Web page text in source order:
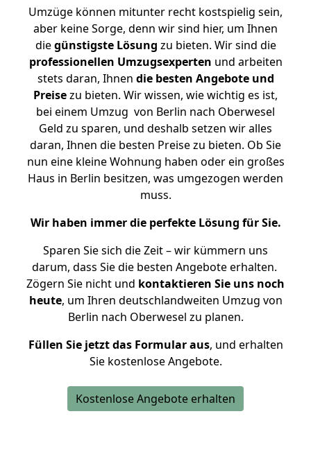
Umzüge können mitunter recht kostspielig sein,
aber keine Sorge, denn wir sind hier, um Ihnen
diegünstigste Lösung zu bieten. Wir sind die
professionellen Umzugsexperten und arbeiten
stets daran, Ihnen die besten Angebote und
Preisezu bieten. Wir wissen, wie wichtig es ist,
bei einem Umzug von Berlin nach Oberwesel
Geld zu sparen, und deshalb setzen wir alles
daran, Ihnen die besten Preise zu bieten. Ob Sie
nun eine kleine Wohnung haben oder ein großes
Haus in Berlin besitzen, was umgezogen werden
muss.
Wir haben immer die perfekte Lösung für Sie.
Sparen Sie sich die Zeit – wir kümmern uns
darum, dass Sie die besten Angebote erhalten.
Zögern Sie nicht und kontaktieren Sie uns noch
heute, um Ihren deutschlandweiten Umzug von
Berlin nach Oberwesel zu planen.
Füllen Sie jetzt das Formular aus, und erhalten
Sie kostenlose Angebote.
Kostenlose Angebote erhalten